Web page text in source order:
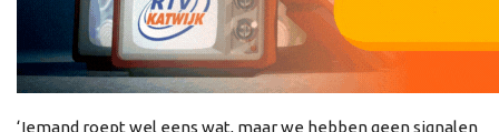
‘Iemand roept wel eens wat, maar we hebben geen signalen